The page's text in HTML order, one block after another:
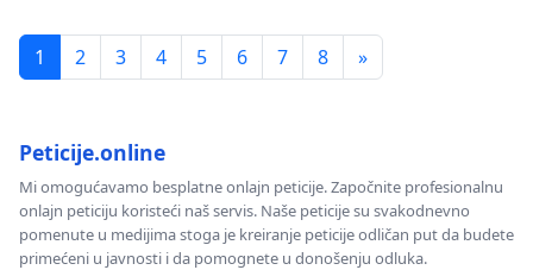
1 2 3 4 5 6 7 8 »
Peticije.online
Mi omogućavamo besplatne onlajn peticije. Započnite profesionalnu
onlajn peticiju koristeći naš servis. Naše peticije su svakodnevno
pomenute u medijima stoga je kreiranje peticije odličan put da budete
primećeni u javnosti i da pomognete u donošenju odluka.